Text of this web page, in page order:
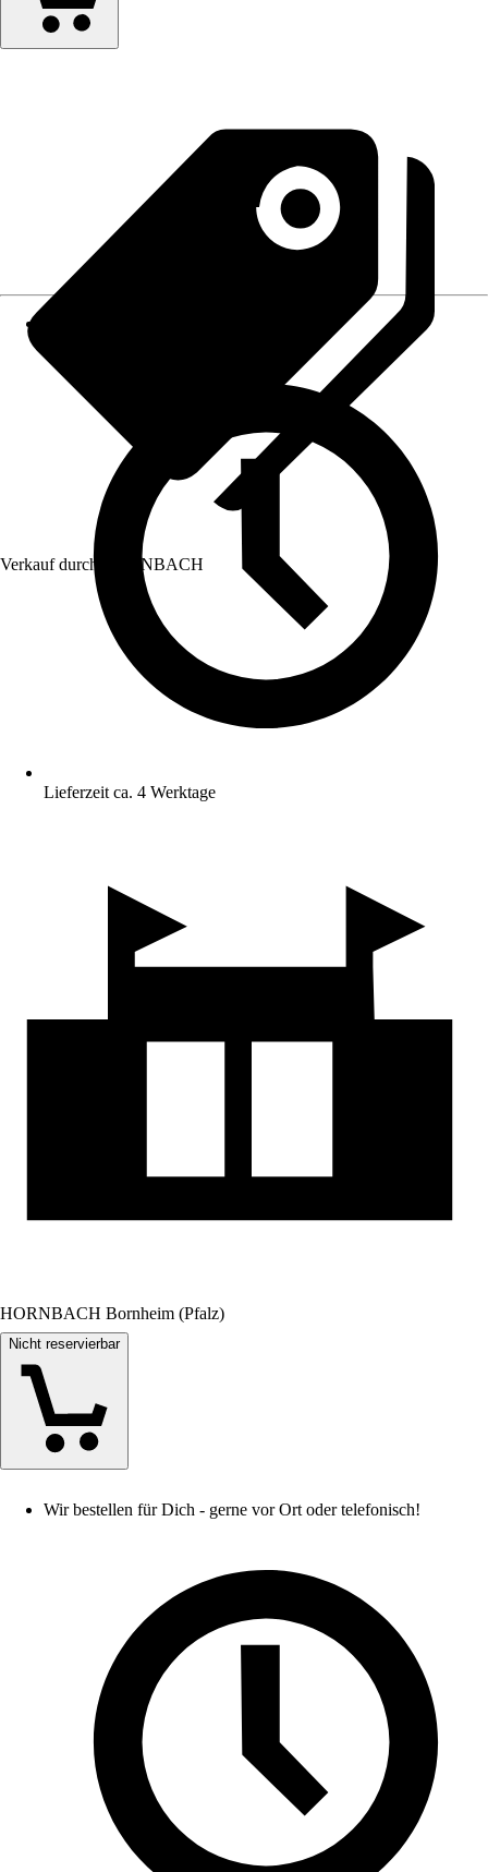
Verkauf durch: HORNBACH
Lieferzeit ca. 4 Werktage
HORNBACH Bornheim (Pfalz)
Nicht reservierbar
Wir bestellen für Dich - gerne vor Ort oder telefonisch!